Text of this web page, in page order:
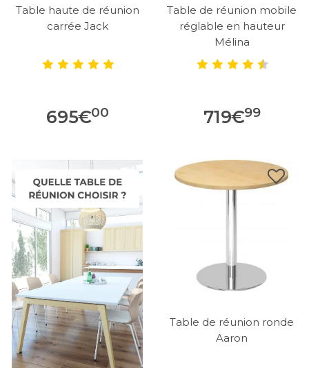
Table haute de réunion
carrée Jack
695€00
Table de réunion mobile
réglable en hauteur
Mélina
719€99
Table de réunion ronde
Aaron